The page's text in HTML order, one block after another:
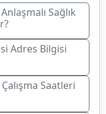
Sağlık
Adres Bilgisi
Saatleri